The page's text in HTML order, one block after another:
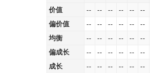
价值 -- -- -- -- -- --
偏价值
-- -- -- -- -- --
均衡
-- -- -- -- -- --
偏成长
-- -- -- -- -- --
成长
-- -- -- -- -- --